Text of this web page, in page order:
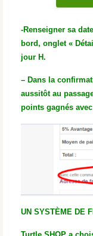
-Renseigner sa
bord, onglet «
jour H.
– Dans la
aussitôt au
points gagnés
UN SYSTÈME DE